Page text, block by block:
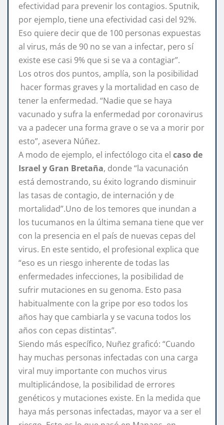
efectividad para prevenir los contagios. Sputnik,
por ejemplo, tiene una efectividad casi del 92%.
Eso quiere decir que de 100 personas expuestas
al virus, más de 90 no se van a infectar, pero sí
existe ese casi 9% que si se va a contagiar”.
Los otros dos puntos, amplía, son la posibilidad
hacer formas graves y la mortalidad en caso de
tener la enfermedad. “Nadie que se haya
vacunado y sufra la enfermedad por coronavirus
va a padecer una forma grave o se va a morir por
esto”, asevera Núñez.
A modo de ejemplo, el infectólogo cita el caso de
Israel y Gran Bretaña, donde “la vacunación
está demostrando, su éxito logrando disminuir
las tasas de contagio, de internación y de
mortalidad”.Uno de los temores que inundan a
los tucumanos en la última semana tiene que ver
con la presencia en el país de nuevas cepas del
virus. En este sentido, el profesional explica que
“eso es un riesgo inherente de todas las
enfermedades infecciones, la posibilidad de
sufrir mutaciones en su genoma. Esto pasa
habitualmente con la gripe por eso todos los
años hay que cambiarla y se vacuna todos los
años con cepas distintas”.
Siendo más específico, Nuñez graficó: “Cuando
hay muchas personas infectadas con una carga
viral muy importante con muchos virus
multiplicándose, la posibilidad de errores
genéticos y mutaciones existe. En la medida que
haya más personas infectadas, mayor va a ser el